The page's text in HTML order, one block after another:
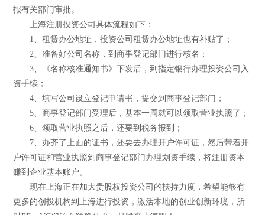
报有关部门审批。
上海注册投资公司具体流程如下：
1、租赁办公地址，投资公司租赁办公地址也有补贴了；
2、准备好公司名称，到商事登记部门进行核名；
3、《名称核准通知书》下发后，到指定银行办理投资公司入
资手续；
4、填写公司设立登记申请书，提交到商事登记部门；
5、商事登记部门受理后，基本一周就可以领取营业执照了；
6、领取营业执照之后，还要到税务报到；
7、办齐了上面的证书，还要去办理开户许可证，然后带着开
户许可证和营业执照到商事登记部门办理划资手续，将注册资本
赚到企业基本账户。
现在上海正在加大贵股权投资公司的扶持力度，希望能够有
更多的创投机构到上海进行投资，激活本地的创业创新环境，所